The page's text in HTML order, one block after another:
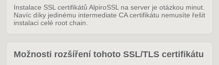
Instalace SSL certifikátů AlpiroSSL na server je otázkou minut.
Navíc díky jedinému intermediate CA certifikátu nemusíte řešit
instalaci celé root chain.
Možnosti rozšíření tohoto SSL/TLS certifikátu